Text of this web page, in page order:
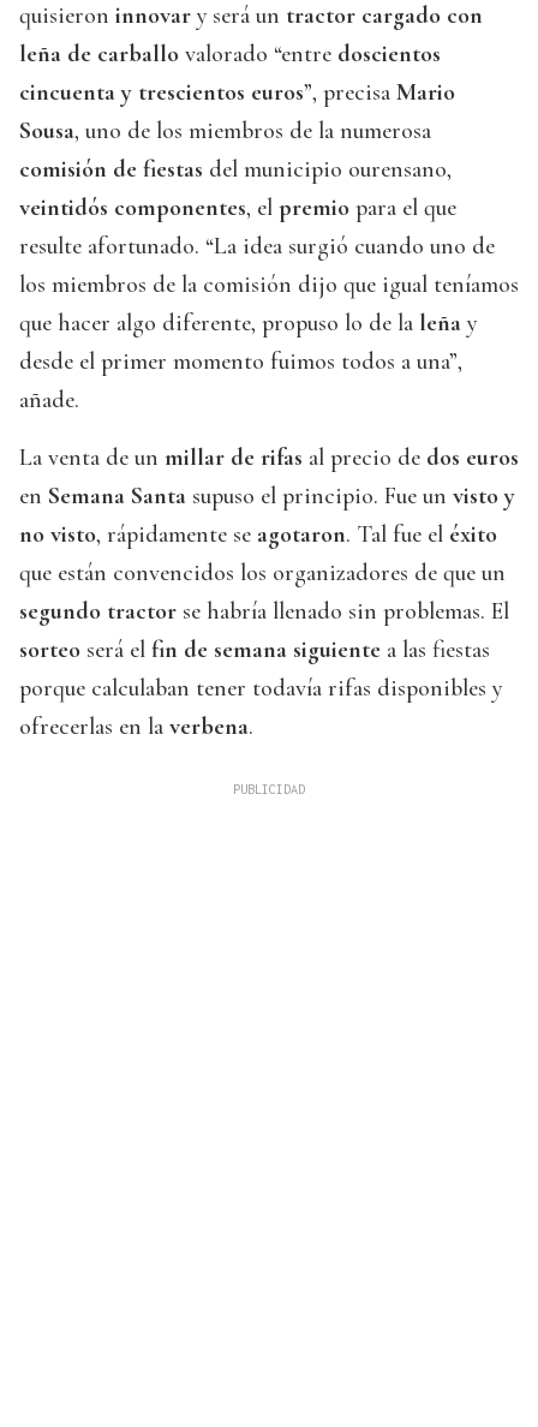
quisieron innovar y será un tractor cargado con
leña de carballo valorado “entre doscientos
cincuenta y trescientos euros”, precisa Mario
Sousa, uno de los miembros de la numerosa
comisión de fiestas del municipio ourensano,
veintidós componentes, el premio para el que
resulte afortunado. “La idea surgió cuando uno de
los miembros de la comisión dijo que igual teníamos
que hacer algo diferente, propuso lo de la leña y
desde el primer momento fuimos todos a una”,
añade.
La venta de un millar de rifas al precio de dos euros
en Semana Santa supuso el principio. Fue un visto y
no visto, rápidamente se agotaron. Tal fue el éxito
que están convencidos los organizadores de que un
segundo tractor se habría llenado sin problemas. El
sorteo será el fin de semana siguiente a las fiestas
porque calculaban tener todavía rifas disponibles y
ofrecerlas en la verbena.